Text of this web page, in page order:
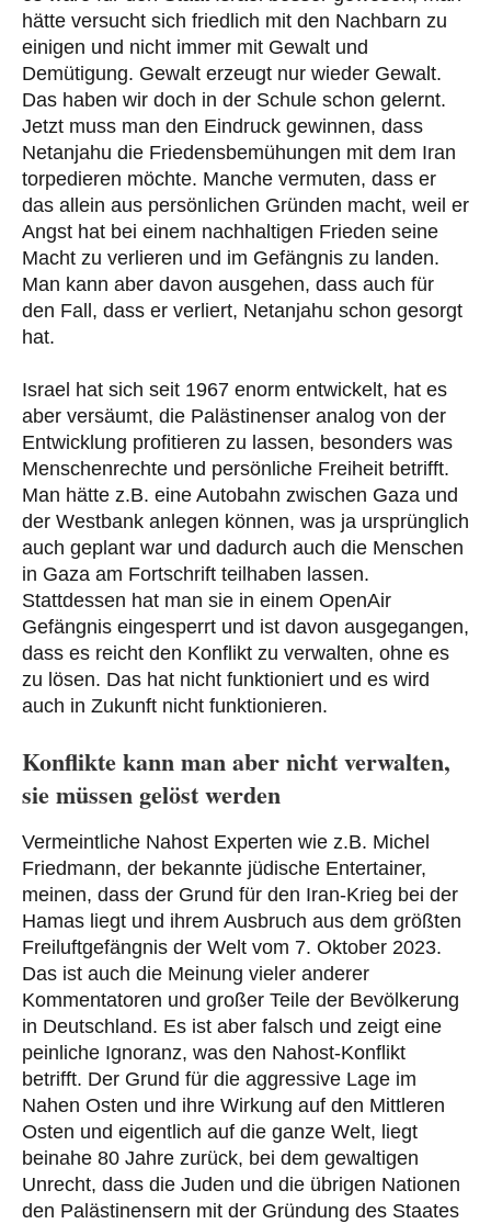
hätte versucht sich friedlich mit den Nachbarn zu
einigen und nicht immer mit Gewalt und
Demütigung. Gewalt erzeugt nur wieder Gewalt.
Das haben wir doch in der Schule schon gelernt.
Jetzt muss man den Eindruck gewinnen, dass
Netanjahu die Friedensbemühungen mit dem Iran
torpedieren möchte. Manche vermuten, dass er
das allein aus persönlichen Gründen macht, weil er
Angst hat bei einem nachhaltigen Frieden seine
Macht zu verlieren und im Gefängnis zu landen.
Man kann aber davon ausgehen, dass auch für
den Fall, dass er verliert, Netanjahu schon gesorgt
hat.
Israel hat sich seit 1967 enorm entwickelt, hat es
aber versäumt, die Palästinenser analog von der
Entwicklung profitieren zu lassen, besonders was
Menschenrechte und persönliche Freiheit betrifft.
Man hätte z.B. eine Autobahn zwischen Gaza und
der Westbank anlegen können, was ja ursprünglich
auch geplant war und dadurch auch die Menschen
in Gaza am Fortschrift teilhaben lassen.
Stattdessen hat man sie in einem OpenAir
Gefängnis eingesperrt und ist davon ausgegangen,
dass es reicht den Konflikt zu verwalten, ohne es
zu lösen. Das hat nicht funktioniert und es wird
auch in Zukunft nicht funktionieren.
Konflikte kann man aber nicht verwalten,
sie müssen gelöst werden
Vermeintliche Nahost Experten wie z.B. Michel
Friedmann, der bekannte jüdische Entertainer,
meinen, dass der Grund für den Iran-Krieg bei der
Hamas liegt und ihrem Ausbruch aus dem größten
Freiluftgefängnis der Welt vom 7. Oktober 2023.
Das ist auch die Meinung vieler anderer
Kommentatoren und großer Teile der Bevölkerung
in Deutschland. Es ist aber falsch und zeigt eine
peinliche Ignoranz, was den Nahost-Konflikt
betrifft. Der Grund für die aggressive Lage im
Nahen Osten und ihre Wirkung auf den Mittleren
Osten und eigentlich auf die ganze Welt, liegt
beinahe 80 Jahre zurück, bei dem gewaltigen
Unrecht, dass die Juden und die übrigen Nationen
den Palästinensern mit der Gründung des Staates